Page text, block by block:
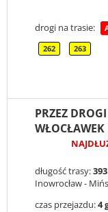
drogi na trasie:
262 263
PRZEZ
długość trasy:
Inowrocław -
czas przejazdu:4